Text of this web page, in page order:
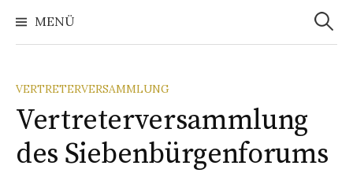
MENÜ
Suchen
nach:
VERTRETERVERSAMMLUNG
Vertreterversammlung
des Siebenbürgenforums